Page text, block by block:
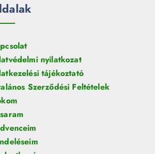
nyilatkozat
tájékoztató
Szerződési Feltételek